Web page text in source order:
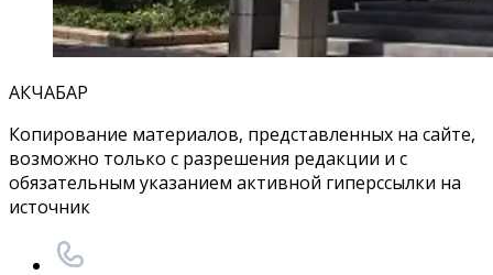
АКЧАБАР
Копирование материалов, представленных на сайте,
возможно только с разрешения редакции и с
обязательным указанием активной гиперссылки на
источник